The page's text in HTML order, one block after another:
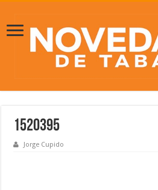
1520395
Jorge Cupido